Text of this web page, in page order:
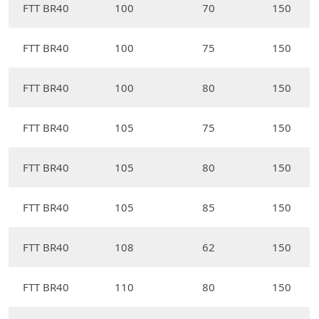
FTT BR40 100 70 150
FTT BR40 100 75 150
FTT BR40 100 80 150
FTT BR40 105 75 150
FTT BR40 105 80 150
FTT BR40 105 85 150
FTT BR40 108 62 150
FTT BR40 110 80 150